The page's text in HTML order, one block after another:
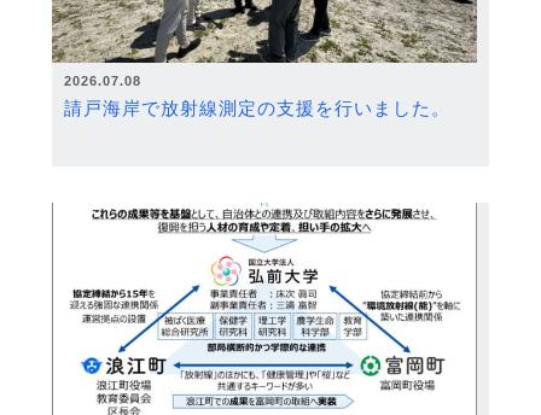
2026.07.08
請戸海岸で放射線測定の支援を行いました。